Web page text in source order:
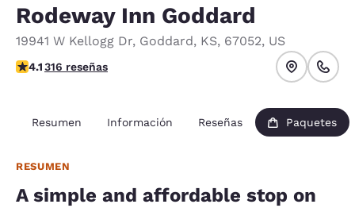
Rodeway Inn Goddard
19941 W Kellogg Dr, Goddard, KS, 67052, US
Calificación de 4.08 estrellas. Muy bueno.
4.1316 reseñas
Resumen Información Reseñas Paquetes
RESUMEN
A simple and affordable stop on